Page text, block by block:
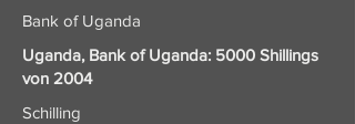
Bank of Uganda
Uganda, Bank of Uganda: 5000 Shillings
von 2004
Schilling